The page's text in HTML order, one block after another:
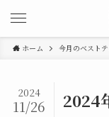
ホーム 今月のベスト
2024
2024
11/26